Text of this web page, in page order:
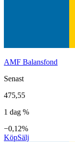
AMF Balansfond
Senast
475,55
1 dag %
−0,12%
KöpSälj